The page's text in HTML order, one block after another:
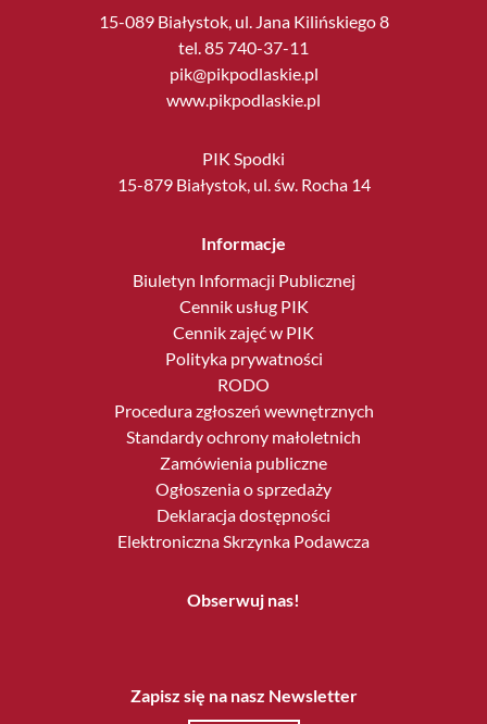
15-089 Białystok, ul. Jana Kilińskiego 8
tel. 85 740-37-11
pik@pikpodlaskie.pl
www.pikpodlaskie.pl
PIK Spodki
15-879 Białystok, ul. św. Rocha 14
Informacje
Biuletyn Informacji Publicznej
Cennik usług PIK
Cennik zajęć w PIK
Polityka prywatności
RODO
Procedura zgłoszeń wewnętrznych
Standardy ochrony małoletnich
Zamówienia publiczne
Ogłoszenia o sprzedaży
Deklaracja dostępności
Elektroniczna Skrzynka Podawcza
Obserwuj nas!
Zapisz się na nasz Newsletter